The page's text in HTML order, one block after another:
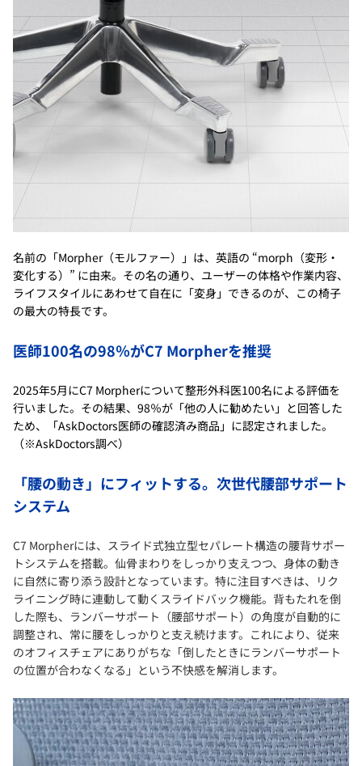
名前の「Morpher（モルファー）」は、英語の “morph（変形・
変化する）” に由来。その名の通り、ユーザーの体格や作業内容、
ライフスタイルにあわせて自在に「変身」できるのが、この椅子
の最大の特長です。
医師100名の98％がC7 Morpherを推奨
2025年5月にC7 Morpherについて整形外科医100名による評価を
行いました。その結果、98％が「他の人に勧めたい」と回答した
ため、「AskDoctors医師の確認済み商品」に認定されました。
（※AskDoctors調べ）
「腰の動き」にフィットする。次世代腰部サポート
システム
C7 Morpherには、スライド式独立型セパレート構造の腰背サポー
トシステムを搭載。仙骨まわりをしっかり支えつつ、身体の動き
に自然に寄り添う設計となっています。特に注目すべきは、リク
ライニング時に連動して動くスライドバック機能。背もたれを倒
した際も、ランバーサポート（腰部サポート）の角度が自動的に
調整され、常に腰をしっかりと支え続けます。これにより、従来
のオフィスチェアにありがちな「倒したときにランバーサポート
の位置が合わなくなる」という不快感を解消します。